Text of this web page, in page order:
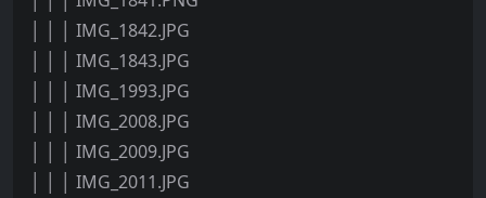
│ │ │ IMG_1842.JPG
│ │ │ IMG_1843.JPG
│ │ │ IMG_1993.JPG
│ │ │ IMG_2008.JPG
│ │ │ IMG_2009.JPG
│ │ │ IMG_2011.JPG